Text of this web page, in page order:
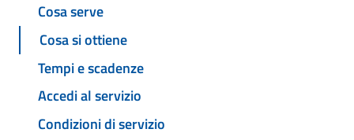
Cosa serve
Cosa si ottiene
Tempi e scadenze
Accedi al servizio
Condizioni di servizio